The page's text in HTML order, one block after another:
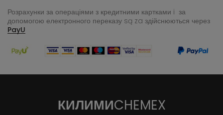
Розрахунки за операціями з кредитними картками i за
допомогою електронного переказу są za здійснюються через
PayU
КИЛИМИCHEMEX